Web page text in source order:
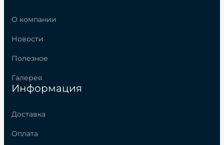
О компании
Новости
Полезное
Галерея
Информация
Доставка
Оплата